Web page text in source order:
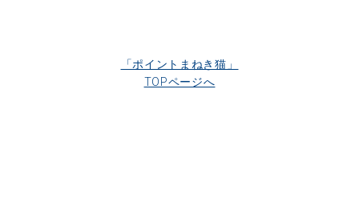
「ポイントまねき猫」
TOPページへ